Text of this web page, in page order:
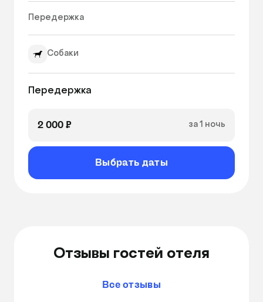
Передержка
Собаки
Передержка
2 000 ₽ за 1 ночь
Выбрать даты
Отзывы гостей отеля
Все отзывы